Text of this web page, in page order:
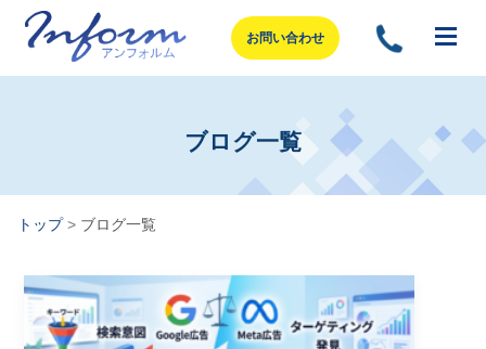
お問い合わせ
ブログ一覧
トップ> ブログ一覧